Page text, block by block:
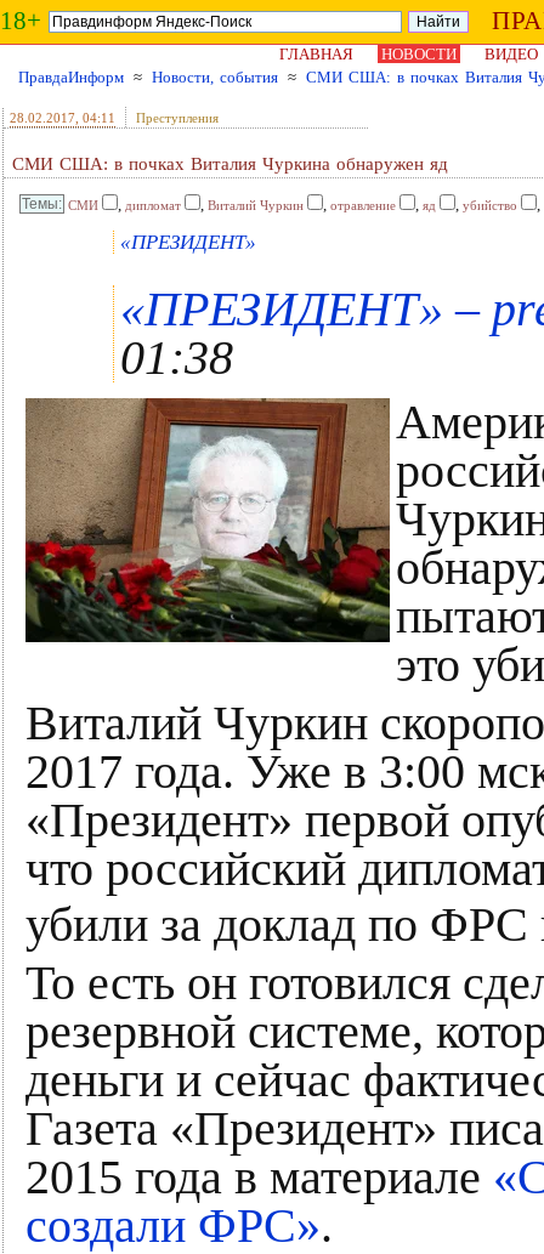
18+
ГЛАВНАЯ НОВОСТИ
ВИДЕО
ПравдаИнформ ≈ Новости, события ≈ СМИ США: в почках Виталия
28.02.2017 , 04:11 Преступления
СМИ США: в почках Виталия Чуркина обнаружен яд
СМИ , дипломат , Виталий Чуркин , отравление , яд , убийство ,
«ПРЕЗИДЕНТ»
«ПРЕЗИДЕНТ» –
01:38
это
Виталий Чуркин
2017 года. Уже в 3:00
«Президент» первой
что российский
убили за доклад по
То есть он готовился
резервной системе,
деньги и сейчас
Газета «Президент»
2015 года в материале
создали ФРС».